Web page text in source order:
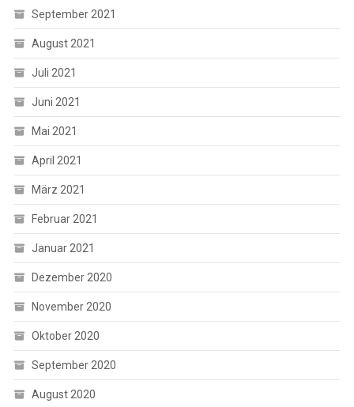
September 2021
August 2021
Juli 2021
Juni 2021
Mai 2021
April 2021
März 2021
Februar 2021
Januar 2021
Dezember 2020
November 2020
Oktober 2020
September 2020
August 2020